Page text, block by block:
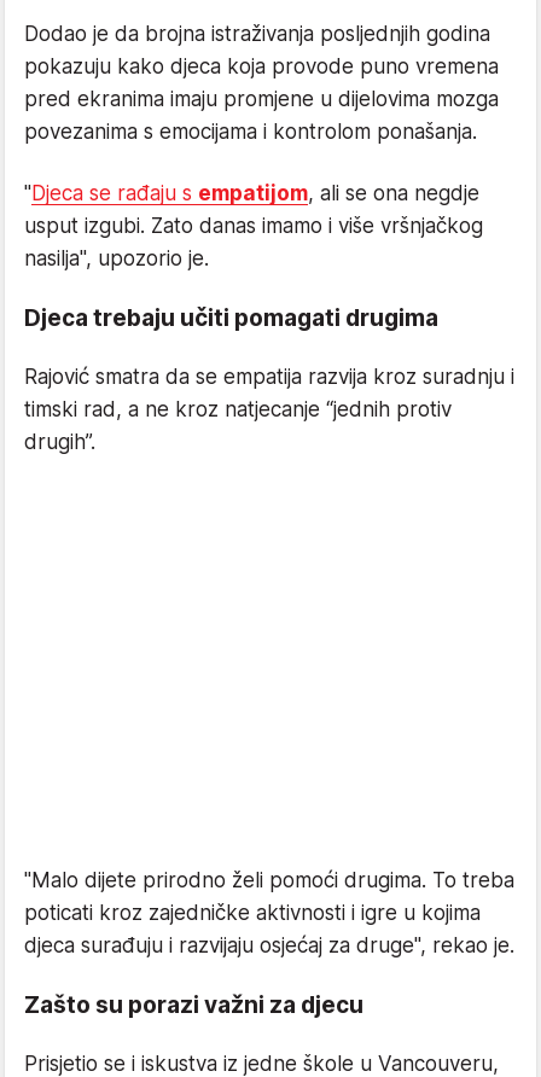
Dodao je da brojna istraživanja posljednjih godina
pokazuju kako djeca koja provode puno vremena
pred ekranima imaju promjene u dijelovima mozga
povezanima s emocijama i kontrolom ponašanja.
"Djeca se rađaju s empatijom, ali se ona negdje
usput izgubi. Zato danas imamo i više vršnjačkog
nasilja", upozorio je.
Djeca trebaju učiti pomagati drugima
Rajović smatra da se empatija razvija kroz suradnju i
timski rad, a ne kroz natjecanje “jednih protiv
drugih”.
"Malo dijete prirodno želi pomoći drugima. To treba
poticati kroz zajedničke aktivnosti i igre u kojima
djeca surađuju i razvijaju osjećaj za druge", rekao je.
Zašto su porazi važni za djecu
Prisjetio se i iskustva iz jedne škole u Vancouveru,